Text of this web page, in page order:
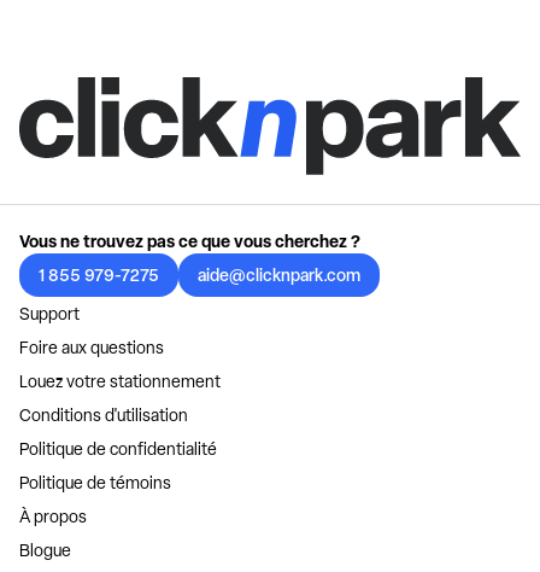
Vous ne trouvez pas ce que vous cherchez ?
1 855 979-7275
aide@clicknpark.com
Support
Foire aux questions
Louez votre stationnement
Conditions d'utilisation
Politique de confidentialité
Politique de témoins
À propos
Blogue